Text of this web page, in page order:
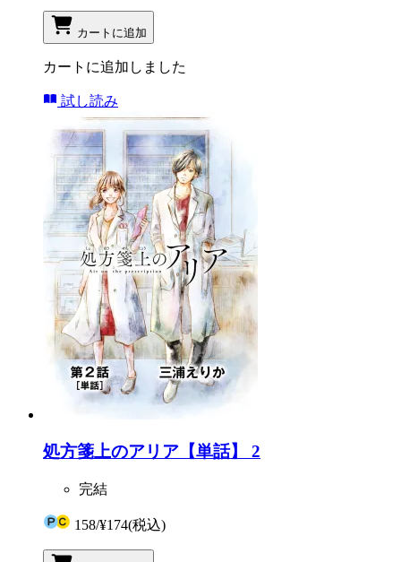
カートに追加
カートに追加しました
試し読み
処方箋上のアリア【単話】 2
完結
158/¥174(税込)